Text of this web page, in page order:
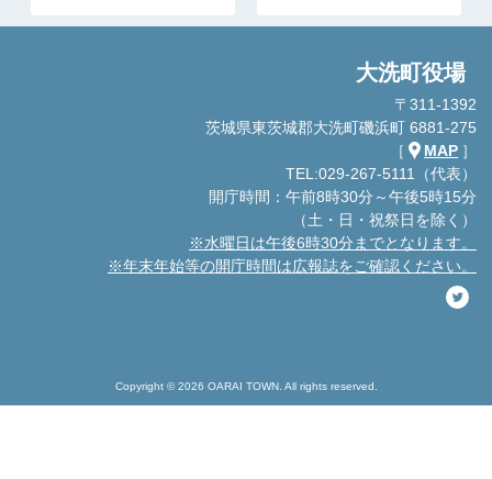
大洗町役場
〒311-1392
茨城県東茨城郡大洗町磯浜町 6881-275
［
MAP ］
TEL:029-267-5111（代表）
開庁時間：午前8時30分～午後5時15分
（土・日・祝祭日を除く）
※水曜日は午後6時30分までとなります。
※年末年始等の開庁時間は広報誌をご確認ください。
Copyright © 2026 OARAI TOWN. All rights reserved.